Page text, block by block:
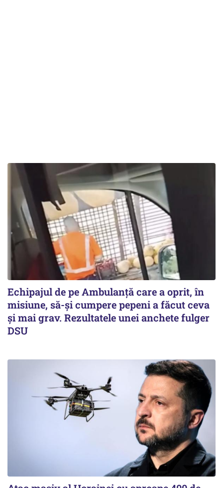
Echipajul de pe Ambulanță care a oprit, în
misiune, să-și cumpere pepeni a făcut ceva
și mai grav. Rezultatele unei anchete fulger
DSU